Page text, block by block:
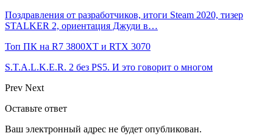
Поздравления от разработчиков, итоги Steam 2020, тизер
STALKER 2, ориентация Джуди в…
Топ ПК на R7 3800XT и RTX 3070
S.T.A.L.K.E.R. 2 без PS5. И это говорит о многом
Prev Next
Оставьте ответ
Ваш электронный адрес не будет опубликован.